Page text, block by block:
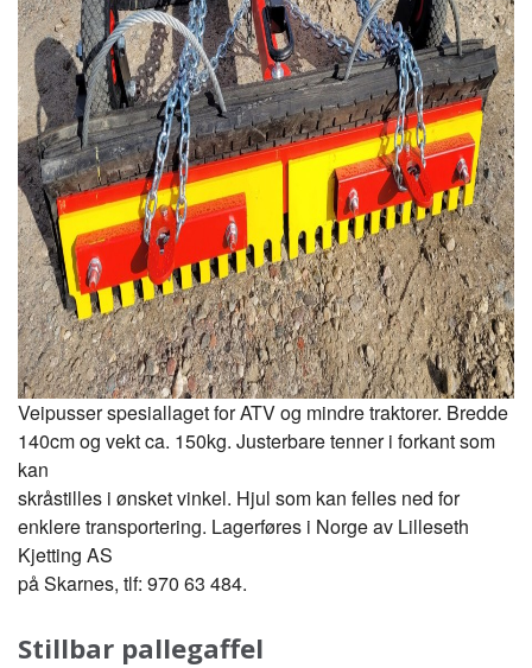
Veipusser spesiallaget for ATV og mindre traktorer. Bredde
140cm og vekt ca. 150kg. Justerbare tenner i forkant som
kan
skråstilles i ønsket vinkel. Hjul som kan felles ned for
enklere transportering. Lagerføres i Norge av Lilleseth
Kjetting AS
på Skarnes, tlf: 970 63 484.
Stillbar pallegaffel